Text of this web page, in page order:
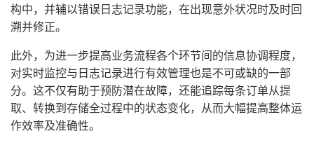
构中，并辅以错误日志记录功能，在出现意外状况时及时回
溯并修正。
此外，为进一步提高业务流程各个环节间的信息协调程度，
对实时监控与日志记录进行有效管理也是不可或缺的一部
分。这不仅有助于预防潜在故障，还能追踪每条订单从提
取、转换到存储全过程中的状态变化，从而大幅提高整体运
作效率及准确性。